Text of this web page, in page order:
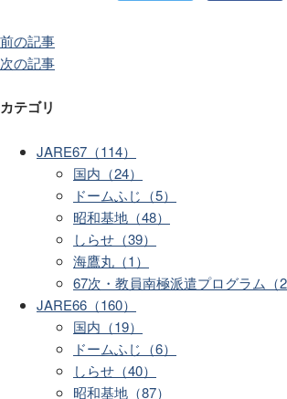
前の記事
次の記事
カテゴリ
JARE67（114）
国内（24）
ドームふじ（5）
昭和基地（48）
しらせ（39）
海鷹丸（1）
67次・教員南極派遣プログラム（2
JARE66（160）
国内（19）
ドームふじ（6）
しらせ（40）
昭和基地（87）